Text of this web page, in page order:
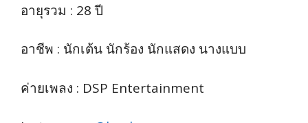
อายุรวม : 28 ปี
อาชีพ : นักเต้น นักร้อง นักแสดง นางแบบ
ค่ายเพลง : DSP Entertainment